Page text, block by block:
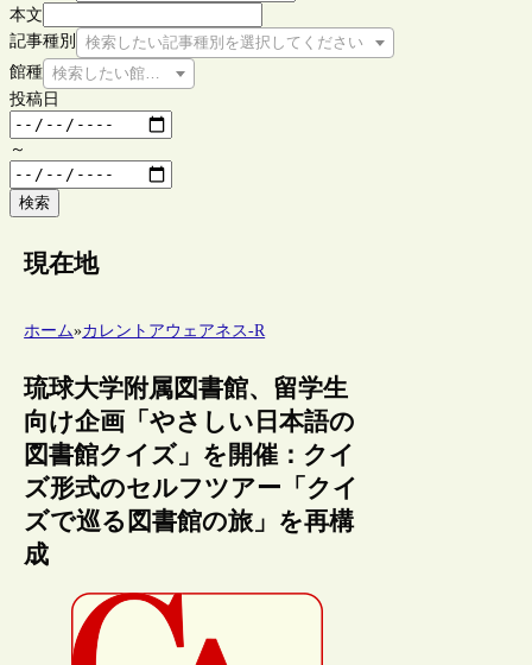
本文
記事種別
検索したい記事種別を選択してください
館種 検索したい館種を選択してください
投稿日
～
検索
現在地
ホーム»カレントアウェアネス-R
琉球大学附属図書館、留学生
向け企画「やさしい日本語の
図書館クイズ」を開催：クイ
ズ形式のセルフツアー「クイ
ズで巡る図書館の旅」を再構
成